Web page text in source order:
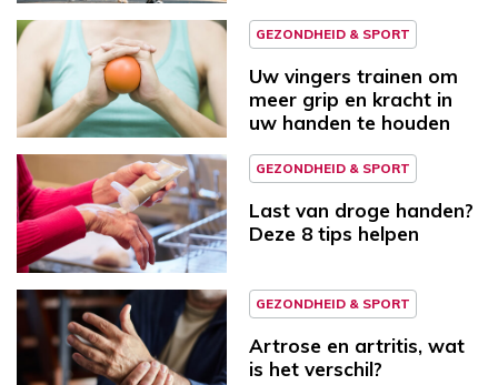
GEZONDHEID & SPORT
Uw vingers trainen om
meer grip en kracht in
uw handen te houden
GEZONDHEID & SPORT
Last van droge handen?
Deze 8 tips helpen
GEZONDHEID & SPORT
Artrose en artritis, wat
is het verschil?